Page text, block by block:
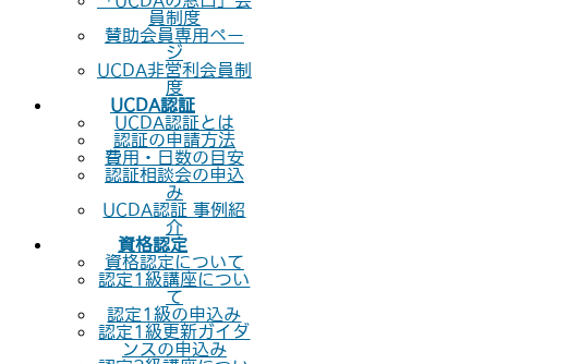
員制度
賛助会員専用ペー
ジ
UCDA非営利会員制
度
UCDA認証
UCDA認証とは
認証の申請方法
費用・日数の目安
認証相談会の申込
み
UCDA認証 事例紹
介
資格認定
資格認定について
認定1級講座につい
て
認定1級の申込み
認定1級更新ガイダ
ンスの申込み